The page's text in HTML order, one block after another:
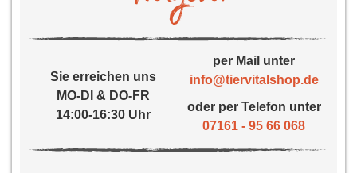
Sie erreichen uns
MO-DI & DO-FR
14:00-16:30 Uhr
per Mail unter
info@tiervitalshop.de
oder per Telefon unter
07161 - 95 66 068